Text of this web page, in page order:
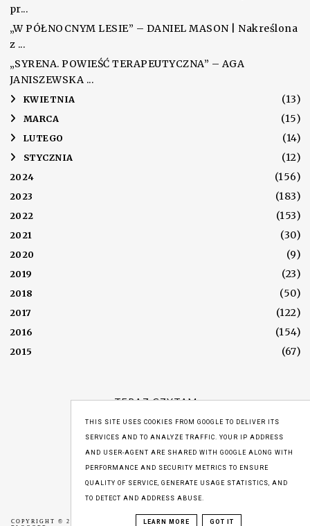
pr...
„W PÓŁNOCNYM LESIE” – DANIEL MASON | Nakreślona
z ...
„SYRENA. POWIEŚĆ TERAPEUTYCZNA” – AGA
JANISZEWSKA ...
► KWIETNIA (13)
► MARCA (15)
► LUTEGO (14)
► STYCZNIA (12)
2024 (156)
2023 (183)
2022 (153)
2021 (30)
2020 (9)
2019 (23)
2018 (50)
2017 (122)
2016 (154)
2015 (67)
TERAZ CZYTAM
WYŚWIETLENIA
COPYRIGHT © 2016 MOZAIKA LITERACKA,
THIS SITE USES COOKIES FROM GOOGLE TO DELIVER ITS
SERVICES AND TO ANALYZE TRAFFIC. YOUR IP ADDRESS
AND USER-AGENT ARE SHARED WITH GOOGLE ALONG WITH
PERFORMANCE AND SECURITY METRICS TO ENSURE
QUALITY OF SERVICE, GENERATE USAGE STATISTICS, AND
TO DETECT AND ADDRESS ABUSE.
LEARN MORE GOT IT